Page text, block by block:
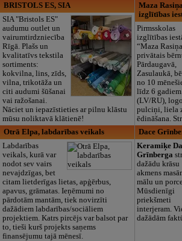
BRISTOLS ES, SIA
SIA "Bristols ES"
audumu outlet un
vairumtirdzniecība
Rīgā. Plašs un
kvalitatīvs tekstila
sortiments:
kokvilna, lins, zīds,
vilna, trikotāža un
citi audumi šūšanai
vai ražošanai.
Nāciet un iepazīstieties ar pilnu klāstu
mūsu noliktavā klātienē!
Maza
izglītības
Pirmsskolas
izglītības
“Maza
privātais
Pārdaugavā,
Zasulaukā,
no 10
līdz 6
(LV/RU),
pulciņi, liela
ēdināšana.
Otrā Elpa, labdarības veikals
Labdarības
veikals, kurā var
nodot sev vairs
nevajdzīgas, bet
citam lietderīgas lietas, apģērbus,
apavus, grāmatas. Ieņēmumi no
pārdotām mantām, tiek novirzīti
dažādiem labdarības/sociāliem
projektiem. Katrs pircējs var balsot par
to, tieši kurš projekts saņems
finansējumu tajā mēnesī.
Dace
Keramiķe
Grīnberga
dažādu krāsu
akmens
mālu un
Mūsdienīgi
priekšmeti
interjeram.
dažādām